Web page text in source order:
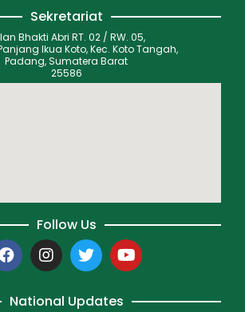
Sekretariat
Bhakti Abri RT. 02 / RW. 05,
Ikua Koto, Kec. Koto Tangah,
Padang, Sumatera Barat
25586
Follow Us
National Updates